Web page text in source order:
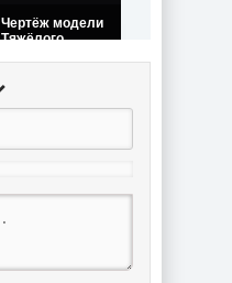
Чертёж модели
Тяжёлого
Heavy cruiser
историческая